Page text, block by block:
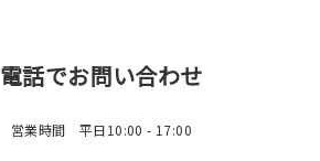
電話でお問い合わせ
営業時間 平日10:00 - 17:00